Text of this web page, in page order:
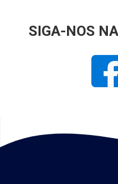
SIGA-NOS